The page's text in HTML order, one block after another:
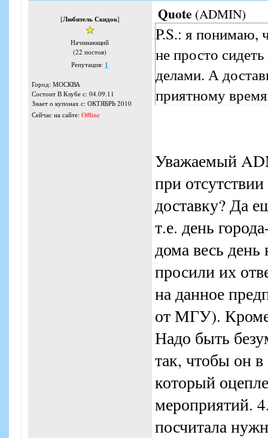
[Любитель Скидок]
Начинающий
(22 постов)
Репутация: 1
Город: МОСКВА
Состоит В Клубе с: 04.09.11
Знает о купонах с: ОКТЯБРЬ 2010
Сейчас на сайте: Offline
Quote (ADMIN)
P.S.: я понимаю,
не просто
делами. А
приятному
Уважаемый
при
доставку? Да
т.е. день
дома весь
просили их
на данное
от МГУ). Кроме
Надо быть
так, чтобы он в
который
мероприятий.
посчитала